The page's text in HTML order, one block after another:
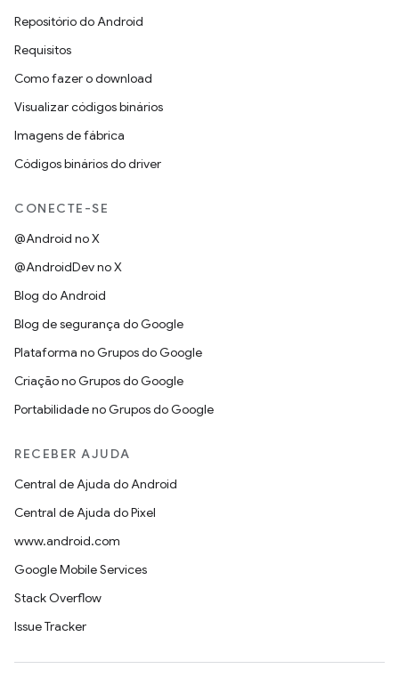
Repositório do Android
Requisitos
Como fazer o download
Visualizar códigos binários
Imagens de fábrica
Códigos binários do driver
CONECTE-SE
@Android no X
@AndroidDev no X
Blog do Android
Blog de segurança do Google
Plataforma no Grupos do Google
Criação no Grupos do Google
Portabilidade no Grupos do Google
RECEBER AJUDA
Central de Ajuda do Android
Central de Ajuda do Pixel
www.android.com
Google Mobile Services
Stack Overflow
Issue Tracker